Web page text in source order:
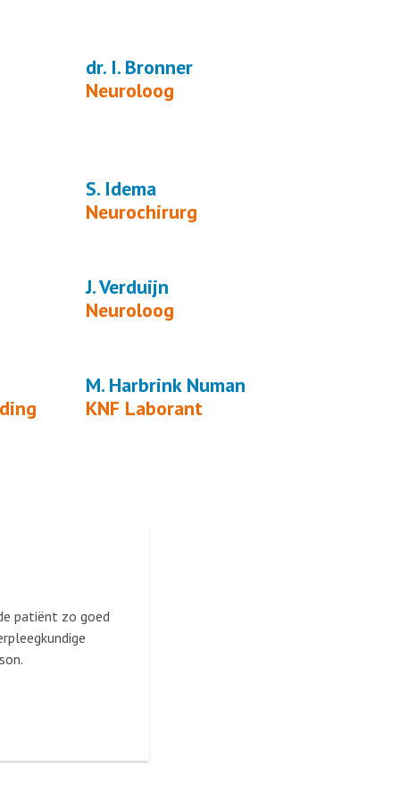
dr. I. Bronner
Neuroloog
S. Idema
Neurochirurg
J. Verduijn
Neuroloog
M. Harbrink Numan
KNF Laborant
patiënt zo goed